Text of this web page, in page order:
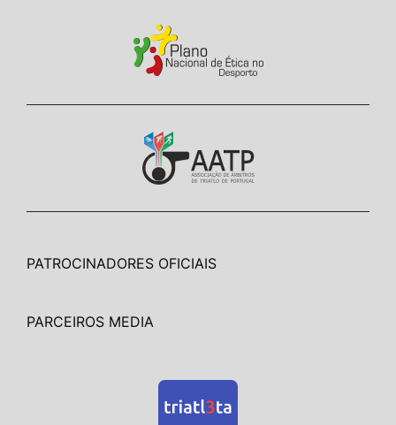
PATROCINADORES OFICIAIS
PARCEIROS MEDIA